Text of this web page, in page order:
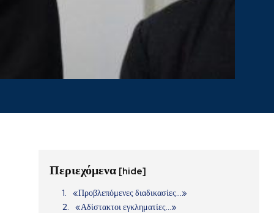
Περιεχόμενα [hide]
«Προβλεπόμενες διαδικασίες…»
«Αδίστακτοι εγκληματίες…»